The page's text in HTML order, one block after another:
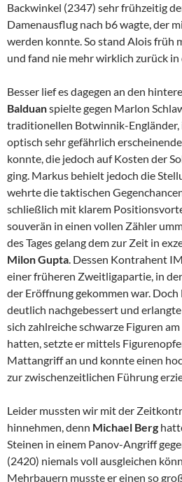
Backwinkel (2347) sehr frühzeitig
Damenausflug nach b6 wagte, der
werden konnte. So stand Alois früh
und fand nie mehr wirklich zurück in
Besser lief es dagegen an den
Balduanspielte gegen Marlon
traditionellen Botwinnik-Engländer,
optisch sehr gefährlich
konnte, die jedoch auf Kosten der
ging. Markus behielt jedoch die
wehrte die taktischen
schließlich mit klarem
souverän in einen vollen Zähler
des Tages gelang dem zur Zeit in
Milon Gupta. Dessen Kontrahent
einer früheren Zweitligapartie, in
der Eröffnung gekommen war.
deutlich nachgebessert und
sich zahlreiche schwarze Figuren
hatten, setzte er mittels
Mattangriff an und konnte einen
zur zwischenzeitlichen Führung
Leider mussten wir mit der
hinnehmen, denn Michael Berg
Steinen in einem Panov-Angriff
(2420) niemals voll ausgleichen
Mehrbauern musste er einen so